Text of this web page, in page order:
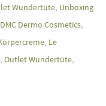
Wundertüte, Unboxing
DMC Dermo Cosmetics,
, Le
, Outlet Wundertüte,